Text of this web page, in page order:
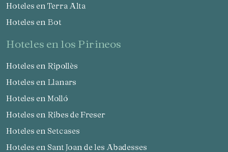
Hoteles en Terra Alta
Hoteles en Bot
hoteles en los Pirineos
Hoteles en Ripollès
Hoteles en Llanars
Hoteles en Molló
Hoteles en Ribes de Freser
Hoteles en Setcases
Hoteles en Sant Joan de les Abadesses